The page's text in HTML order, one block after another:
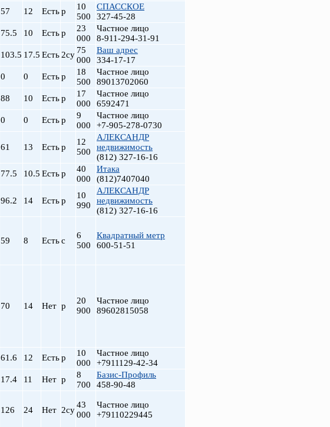
Парнас
Пионерская
пл. Ленина
Политехническая
пр. Большевиков
пр. Просвещения
Пролетарская
Рыбацкое
Спортивная
Фрунзенская
Электросила
57 12 Естьр
10
500
СПАССКОЕ
327-45-28
75.5 10 Естьр
23
000
Частное лицо
8-911-294-31-91
103.5 17.5 Есть 2су 75
000
Ваш адрес
334-17-17
0 0 Естьр
18
500
Частное лицо
89013702060
88 10 Естьр
17
000
Частное лицо
6592471
0 0 Естьр
9
000
Частное лицо
+7-905-278-0730
61 13 Естьр
12
500
АЛЕКСАНДР
недвижимость
(812) 327-16-16
77.5 10.5 Естьр
40
000
Итака
(812)7407040
96.2 14 Естьр
10
990
АЛЕКСАНДР
недвижимость
(812) 327-16-16
59 8 Естьс
6
500
Квадратный метр
600-51-51
70 14 Нет р
20
900
Частное лицо
89602815058
61.6 12 Естьр
10
000
Частное лицо
+7911129-42-34
17.4 11 Нет р
8
700
Базис-Профиль
458-90-48
126 24 Нет 2су
43
000
Частное лицо
+79110229445